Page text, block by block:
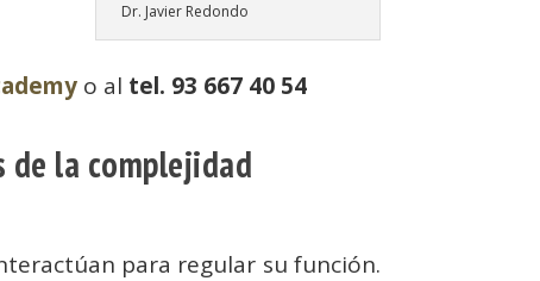
Dr. Javier Redondo
o al tel. 93 667 40 54
de la complejidad
para regular su función.